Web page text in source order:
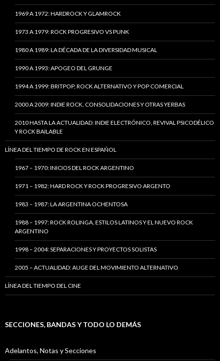
1969 A 1972: HARDROCK Y GLAMROCK
1973 A 1979: ROCK PROGRESIVO VS PUNK
1980 A 1989: LA DÉCADA DE LA DIVERSIDAD MUSICAL
1990 A 1993: APOGEO DEL GRUNGE
1994 A 1999: BRITPOP, ROCK ALTERNATIVO Y POP COMERCIAL
2000 A 2009: INDIE ROCK, CONSOLIDACIONES Y OTRAS YERBAS
2010 HASTA LA ACTUALIDAD: INDIE ELECTRÓNICO, REVIVAL PSICODÉLICO
Y ROCK BAILABLE
LÍNEA DEL TIEMPO DE ROCK EN ESPAÑOL
1967 – 1970: INICIOS DEL ROCK ARGENTINO
1971 – 1982: HARD ROCK Y ROCK PROGRESIVO ARGENTO
1983 – 1987: LA ARGENTINA OCHENTOSA
1988 – 1997: ROCK ROLINGA, ESTILOS LATINOS Y EL NUEVO ROCK
ARGENTINO
1998 – 2004: SEPARACIONES Y PROYECTOS SOLISTAS
2005 – ACTUALIDAD: AUGE DEL MOVIMIENTO ALTERNATIVO
LÍNEA DEL TIEMPO DEL CINE
SECCIONES, BANDAS Y TODO LO DEMÁS
Adelantos, Notas y Secciones